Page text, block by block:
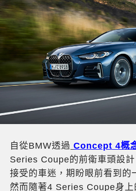
自從BMW透過 Concept 4概
Series Coupe的前衛車頭設
接受的車迷，期盼眼前看到的
然而隨著4 Series Coupe身上